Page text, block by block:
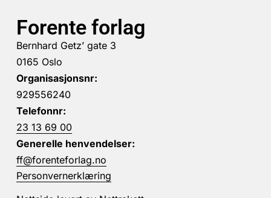
Forente forlag
Bernhard Getz’ gate 3
0165 Oslo
Organisasjonsnr:
929556240
Telefonnr:
23 13 69 00
Generelle henvendelser:
ff@forenteforlag.no
Personvernerklæring